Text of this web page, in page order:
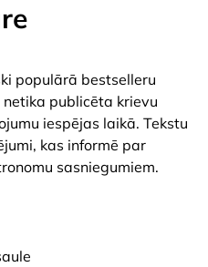
populārā bestselleru
publicēta krievu
iespējas laikā. Tekstu
kas informē par
sasniegumiem.